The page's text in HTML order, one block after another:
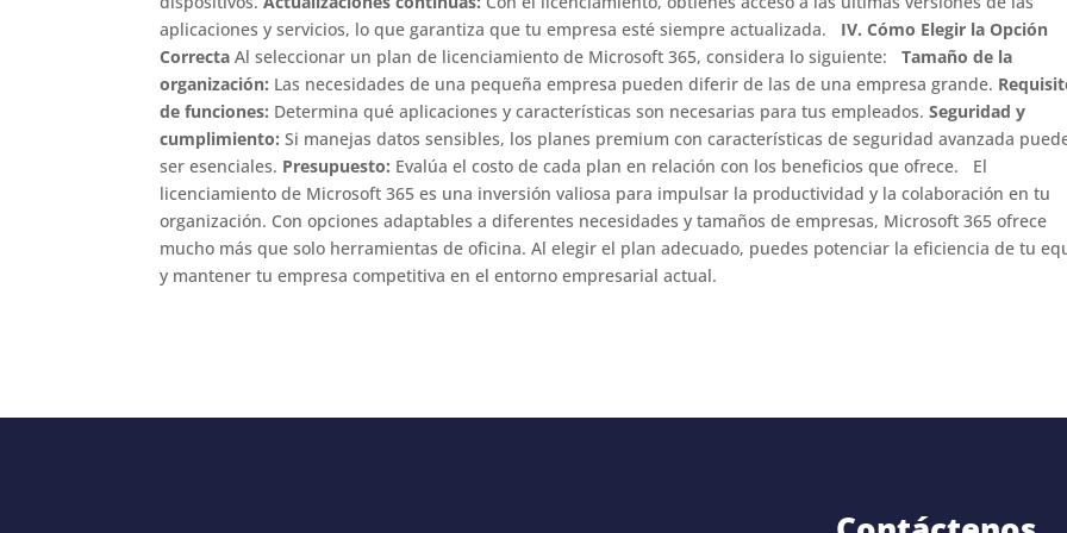
aplicaciones y servicios, lo que garantiza que tu empresa esté siempre actualizada. IV. Cómo Elegir la Opción
Correcta Al seleccionar un plan de licenciamiento de Microsoft 365, considera lo siguiente:Tamaño de la
organización: Las necesidades de una pequeña empresa pueden diferir de las de una empresa grande.
de funciones: Determina qué aplicaciones y características son necesarias para tus empleados.Seguridad y
cumplimiento: Si manejas datos sensibles, los planes premium con características de seguridad avanzada
ser esenciales. Presupuesto: Evalúa el costo de cada plan en relación con los beneficios que ofrece. El
licenciamiento de Microsoft 365 es una inversión valiosa para impulsar la productividad y la colaboración en tu
organización. Con opciones adaptables a diferentes necesidades y tamaños de empresas, Microsoft 365 ofrece
mucho más que solo herramientas de oficina. Al elegir el plan adecuado, puedes potenciar la eficiencia de tu
y mantener tu empresa competitiva en el entorno empresarial actual.